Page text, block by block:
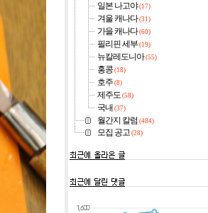
일본 나고야(17)
겨울 캐나다(31)
가을 캐나다(60)
필리핀 세부 (19)
뉴칼레도니아(55)
홍콩 (18)
호주 (8)
제주도 (58)
국내 (37)
월간지 칼럼 (484)
모집 공고 (28)